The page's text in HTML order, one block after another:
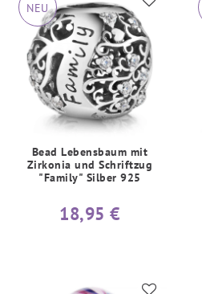
NEU
Bead Lebensbaum mit
Zirkonia und Schriftzug
"Family" Silber 925
18,95 €